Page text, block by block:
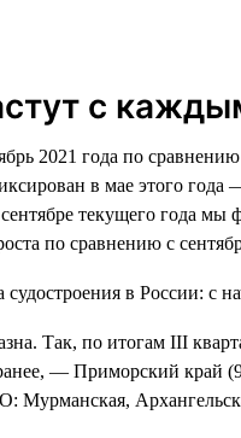
с
2021 года по
в мае этого
текущего года
по сравнению с
Так, по итогам III
— Приморский
Мурманская,